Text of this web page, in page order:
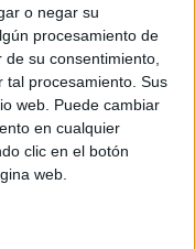
o negar su
procesamiento de
su consentimiento,
tal procesamiento. Sus
web. Puede cambiar
en cualquier
clic en el botón
web.
graban con sus
saltos de